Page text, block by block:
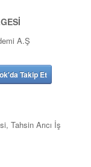
A.Ş
Takip Et
Tahsin Arıcı İş